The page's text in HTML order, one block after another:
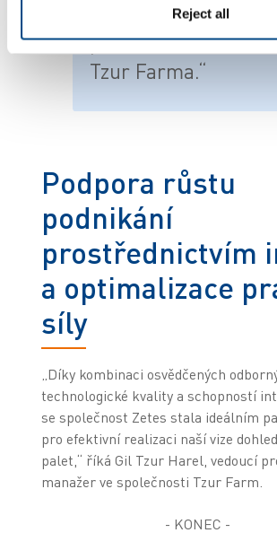
Reject all
přidanou hodnotu pro
provoz a další růst
Tzur Farma.“
Podpora růstu
podnikání
prostřednictvím
a optimalizace
síly
„Díky kombinaci osvědčených
technologické kvality a schopností
se společnost Zetes stala ideálním
pro efektivní realizaci naší vize
palet,“ říká Gil Tzur Harel, vedoucí
manažer ve společnosti Tzur Farm.
- KONEC -